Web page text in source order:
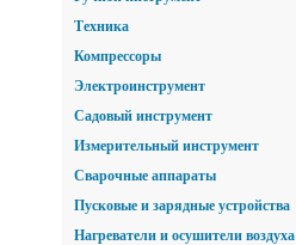
Техника
Компрессоры
Электроинструмент
Садовый инструмент
Измерительный инструмент
Сварочные аппараты
Пусковые и зарядные устройства
Нагреватели и осушители воздуха